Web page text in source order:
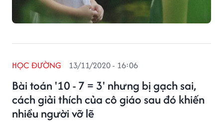
Bài toán '10 - 7 = 3' nhưng bị gạch sai,
cách giải thích của cô giáo sau đó khiến
nhiều người vỡ lẽ
HỌC ĐƯỜNG 13/11/2020 - 16:06